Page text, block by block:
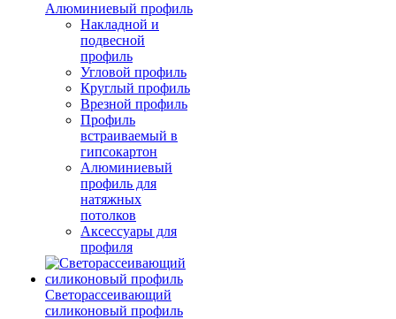
Алюминиевый профиль
Накладной и
подвесной
профиль
Угловой профиль
Круглый профиль
Врезной профиль
Профиль
встраиваемый в
гипсокартон
Алюминиевый
профиль для
натяжных
потолков
Аксессуары для
профиля
Светорассеивающий
силиконовый профиль